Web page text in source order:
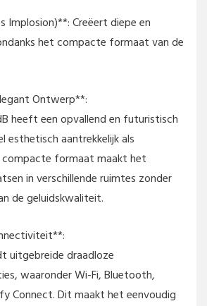
Implosion)**: Creëert diepe en
het compacte formaat van de
Ontwerp**:
heeft een opvallend en futuristisch
aantrekkelijk als
formaat maakt het
in verschillende ruimtes zonder
de geluidskwaliteit.
uitgebreide draadloze
waaronder Wi-Fi, Bluetooth,
Connect. Dit maakt het eenvoudig